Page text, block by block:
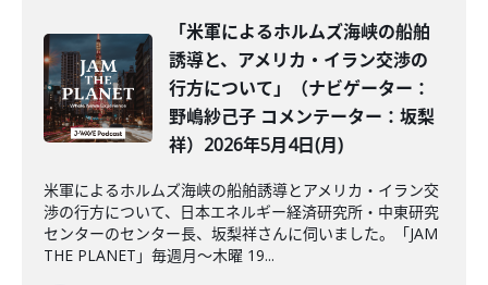
「米軍によるホルムズ海峡の船舶
誘導と、アメリカ・イラン交渉の
行方について」（ナビゲーター：
野嶋紗己子 コメンテーター：坂梨
祥）2026年5月4日(月)
米軍によるホルムズ海峡の船舶誘導とアメリカ・イラン交
渉の行方について、日本エネルギー経済研究所・中東研究
センターのセンター長、坂梨祥さんに伺いました。「JAM
THE PLANET」毎週月～木曜 19...